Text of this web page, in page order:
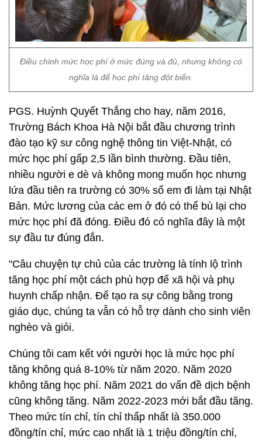
Điều chỉnh mức học phí ở mức đúng và đủ, nhưng không có
nghĩa là để học phí tăng đột biến.
PGS. Huỳnh Quyết Thắng cho hay, năm 2016,
Trường Bách Khoa Hà Nội bắt đầu chương trình
đào tạo kỹ sư công nghệ thông tin Việt-Nhật, có
mức học phí gấp 2,5 lần bình thường. Đầu tiên,
nhiều người e dè và không mong muốn học nhưng
lứa đầu tiên ra trường có 30% số em đi làm tại Nhật
Bản. Mức lương của các em ở đó có thể bù lại cho
mức học phí đã đóng. Điều đó có nghĩa đây là một
sự đầu tư đúng đắn.
"Câu chuyện tự chủ của các trường là tính lộ trình
tăng học phí một cách phù hợp để xã hội và phụ
huynh chấp nhận. Để tạo ra sự công bằng trong
giáo dục, chúng ta vẫn có hỗ trợ dành cho sinh viên
nghèo và giỏi.
Chúng tôi cam kết với người học là mức học phí
tăng không quá 8-10% từ năm 2020. Năm 2020
không tăng học phí. Năm 2021 do vấn đề dịch bệnh
cũng không tăng. Năm 2022-2023 mới bắt đầu tăng.
Theo mức tín chỉ, tín chỉ thấp nhất là 350.000
đồng/tín chỉ, mức cao nhất là 1 triệu đồng/tín chỉ,